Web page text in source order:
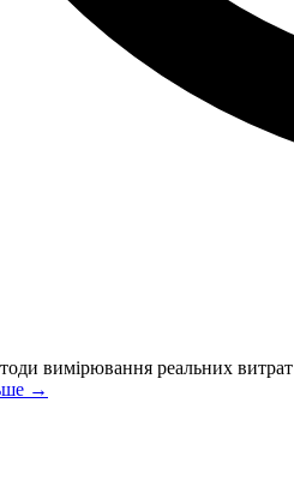
вимірювання реальних витрат
→